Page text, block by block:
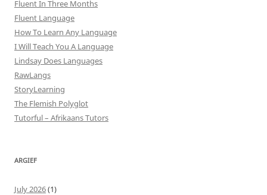
Fluent In Three Months
Fluent Language
How To Learn Any Language
I Will Teach You A Language
Lindsay Does Languages
RawLangs
StoryLearning
The Flemish Polyglot
Tutorful – Afrikaans Tutors
ARGIEF
July 2026(1)